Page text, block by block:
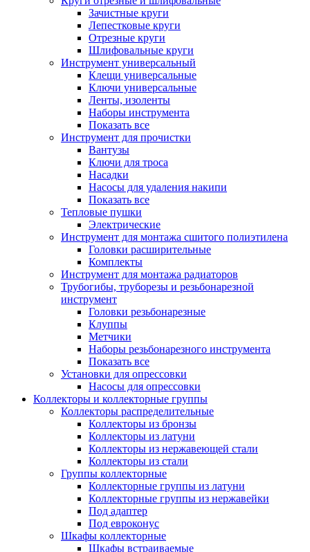
Зачистные круги
Лепестковые круги
Отрезные круги
Шлифовальные круги
Инструмент универсальный
Клещи универсальные
Ключи универсальные
Ленты, изоленты
Наборы инструмента
Показать все
Инструмент для прочистки
Вантузы
Ключи для троса
Насадки
Насосы для удаления накипи
Показать все
Тепловые пушки
Электрические
Инструмент для монтажа сшитого полиэтилена
Головки расширительные
Комплекты
Инструмент для монтажа радиаторов
Трубогибы, труборезы и резьбонарезной
инструмент
Головки резьбонарезные
Клуппы
Метчики
Наборы резьбонарезного инструмента
Показать все
Установки для опрессовки
Насосы для опрессовки
Коллекторы и коллекторные группы
Коллекторы распределительные
Коллекторы из бронзы
Коллекторы из латуни
Коллекторы из нержавеющей стали
Коллекторы из стали
Группы коллекторные
Коллекторные группы из латуни
Коллекторные группы из нержавейки
Под адаптер
Под евроконус
Шкафы коллекторные
Шкафы встраиваемые